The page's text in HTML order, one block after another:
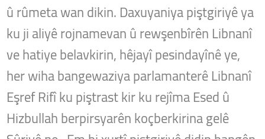
û rûmeta wan dikin. Daxuyaniya piştgiriyê ya
ku ji aliyê rojnamevan û rewşenbîrên Libnanî
ve hatiye belavkirin, hêjayî pesindayînê ye,
her wiha bangewaziya parlamanterê Libnanî
Eşref Rifî ku piştrast kir ku rejîma Esed û
Hizbullah berpirsyarên koçberkirina gelê